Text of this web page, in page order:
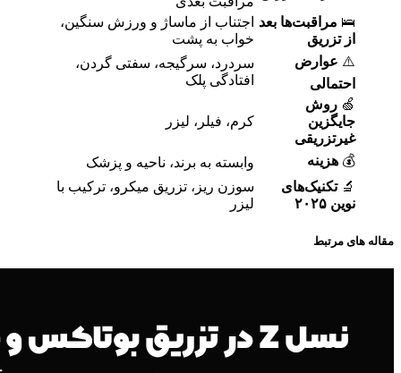
🛌 مراقبت‌ها بعد
از تزریق
اجتناب از ماساژ و ورزش سنگین،
خواب به پشت
⚠️ عوارض
احتمالی
سردرد، سرگیجه، سفتی گردن،
افتادگی پلک
🍏 روش
جایگزین
غیرتزریقی
کرم، فیلر، لیزر
💰 هزینه
وابسته به برند، ناحیه و پزشک
🔬تکنیک‌های
نوین ۲۰۲۵
سوزن ریز، تزریق میکرو، ترکیب با
لیزر
مقاله های مرتبط